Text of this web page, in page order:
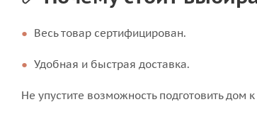
Весь товар сертифицирован.
Удобная и быстрая доставка.
Не упустите возможность подготовить